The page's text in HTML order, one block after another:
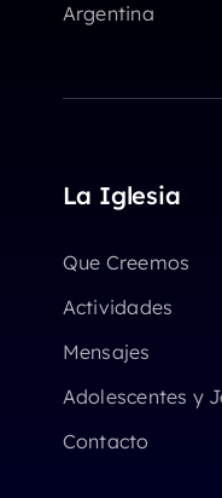
Argentina
La Iglesia
Que Creemos
Actividades
Mensajes
Adolescentes y
Contacto